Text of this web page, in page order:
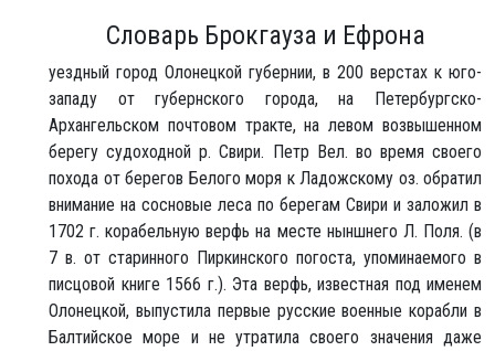
Словарь Брокгауза и Ефрона
уездный город Олонецкой губернии, в 200 верстах к юго-
западу от губернского города, на Петербургско-
Архангельском почтовом тракте, на левом возвышенном
берегу судоходной р. Свири. Петр Вел. во время своего
похода от берегов Белого моря к Ладожскому оз. обратил
внимание на сосновые леса по берегам Свири и заложил в
1702 г. корабельную верфь на месте ныншнего Л. Поля. (в
7 в. от старинного Пиркинского погоста, упоминаемого в
писцовой книге 1566 г.). Эта верфь, известная под именем
Олонецкой, выпустила первые русские военные корабли в
Балтийское море и не утратила своего значения даже